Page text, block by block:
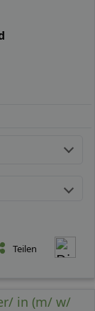
Teilen
in (m/ w/